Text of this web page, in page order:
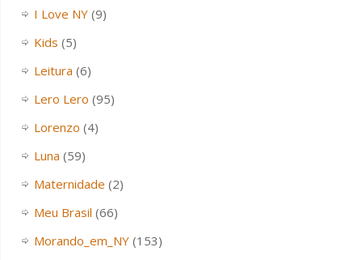
I Love NY(9)
Kids (5)
Leitura (6)
Lero Lero (95)
Lorenzo (4)
Luna (59)
Maternidade (2)
Meu Brasil (66)
Morando_em_NY(153)